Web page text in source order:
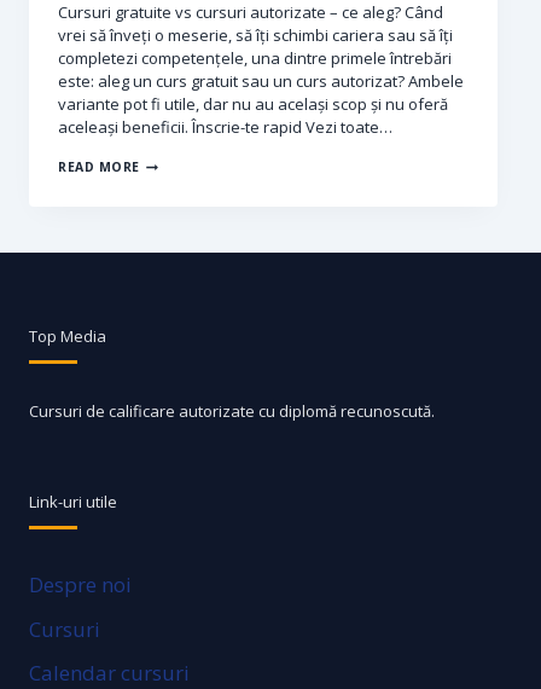
Cursuri gratuite vs cursuri autorizate – ce aleg? Când
vrei să înveți o meserie, să îți schimbi cariera sau să îți
completezi competențele, una dintre primele întrebări
este: aleg un curs gratuit sau un curs autorizat? Ambele
variante pot fi utile, dar nu au același scop și nu oferă
aceleași beneficii. Înscrie-te rapid Vezi toate…
READ MORE
Top Media
Cursuri de calificare autorizate cu diplomă recunoscută.
Link-uri utile
Despre noi
Cursuri
Calendar cursuri